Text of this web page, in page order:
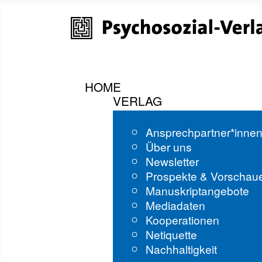
HOME
VERLAG
Über uns
Newsletter
Prospekte &
Manuskriptangebote
Mediadaten
Kooperationen
Netiquette
Nachhaltigkeit